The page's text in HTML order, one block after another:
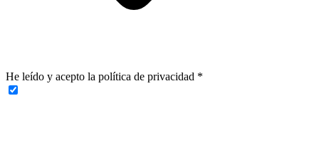
He leído y acepto la política de privacidad *